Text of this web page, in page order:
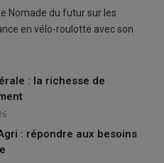
Nomade du futur sur les
en vélo-roulotte avec son
: la richesse de
: répondre aux besoins